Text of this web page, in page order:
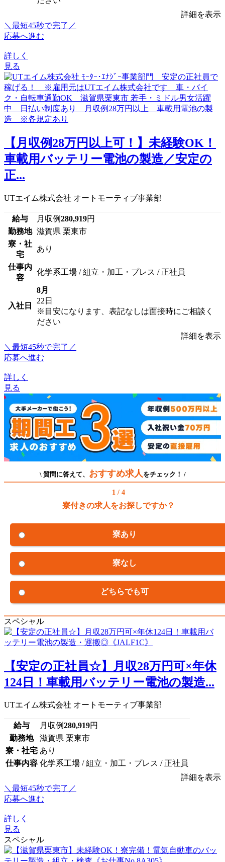
詳細を表示
＼最短45秒で完了／
応募へ進む
詳しく
見る
【月収例28万円以上可！】未経験OK！
車載用バッテリー電池の製造／安定の
正...
UTエイム株式会社 オートモーティブ事業部
給与 月収例280,919円
勤務地 滋賀県 栗東市
寮・社
宅
あり
仕事内
容
化学系工場 / 組立・加工・プレス / 正社員
入社日
8月
22日
※目安になります、表記なしは面接時にご相談く
ださい
詳細を表示
＼最短45秒で完了／
応募へ進む
詳しく
見る
\ 質問に答えて、 おすすめ求人 をチェック！ /
1 / 4
寮付きの求人をお探しですか？
寮あり
寮なし
どちらでも可
スペシャル
【安定の正社員☆】月収28万円可×年休
124日！車載用バッテリー電池の製造...
UTエイム株式会社 オートモーティブ事業部
給与 月収例280,919円
勤務地
滋賀県 栗東市
寮・社宅 あり
仕事内容 化学系工場 / 組立・加工・プレス / 正社員
詳細を表示
＼最短45秒で完了／
応募へ進む
詳しく
見る
スペシャル